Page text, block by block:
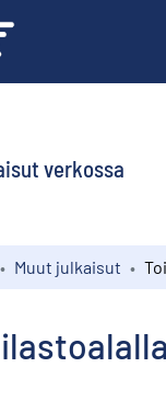
verkossa
Muut julkaisut